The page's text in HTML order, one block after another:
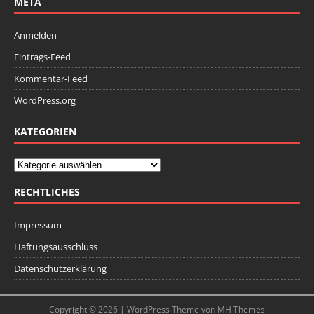
Anmelden
Eintrags-Feed
Kommentar-Feed
WordPress.org
KATEGORIEN
RECHTLICHES
Impressum
Haftungsausschluss
Datenschutzerklärung
Copyright © 2026 | WordPress Theme von MH Themes